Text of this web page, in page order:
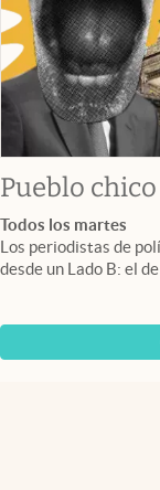
Pueblo chico
Todos los martes
Los periodistas de
desde un Lado B: el